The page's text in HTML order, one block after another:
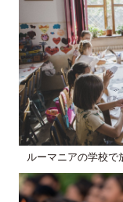
ルーマニアの学校で